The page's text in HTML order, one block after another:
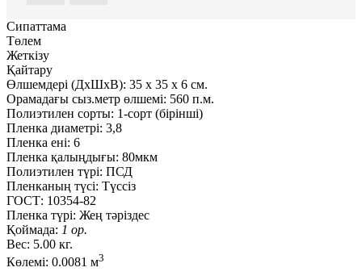
Сипаттама
Төлем
Жеткізу
Қайтару
Өлшемдері (ДxШxВ): 35 x 35 x 6 см.
Орамадағы сыз.метр өлшемі: 560 п.м.
Полиэтилен сорты: 1-сорт (бірінші)
Пленка диаметрі: 3,8
Пленка ені: 6
Пленка қалыңдығы: 80мкм
Полиэтилен түрі: ПСД
Пленканың түсі: Түссіз
ГОСТ: 10354-82
Пленка түрі: Жең тәріздес
Қоймада: 1 ор.
Вес: 5.00 кг.
Көлемі: 0.0081 м3